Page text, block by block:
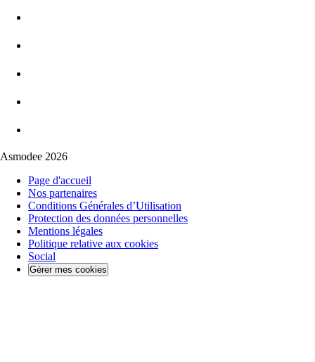
Asmodee 2026
Page d'accueil
Nos partenaires
Conditions Générales d’Utilisation
Protection des données personnelles
Mentions légales
Politique relative aux cookies
Social
Gérer mes cookies